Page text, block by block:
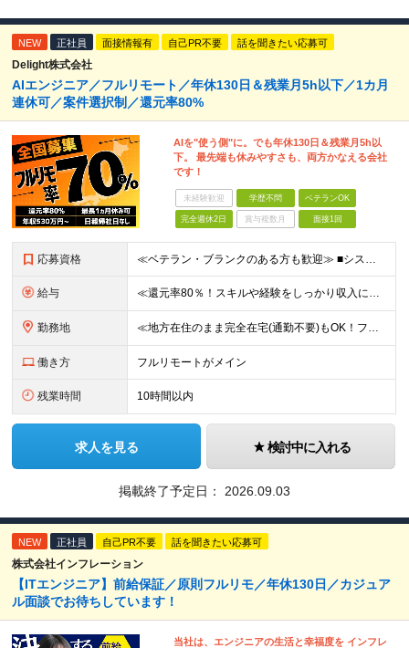
NEW 正社員 面接情報有 自己PR不要 話を聞きたい応募可
Delight株式会社
AIエンジニア／フルリモート／年休130日＆残業月5h以下／1カ月
連休可／案件選択制／還元率80%
AIを"使う側"に。でも年休130日＆残業月5h以
下。 最先端も休みやすさも、両方かなえる会社
です！
未経験歓迎 学歴不問 ベテランOK
完全週休2日 賞与複数月 面接1回
応募資格 ≪ベテラン・ブランクのある方も歓迎≫ ■システム開発の実務経験をお持ちの方（言語・工程・年数不問） ■学歴不問 ≪こんな方はぜひご応募ください≫ □AIを武器に、市場価値を高めたい □AIツールを実
給与 ≪還元率80％！スキルや経験をしっかり収入に反映します≫ 年俸530万円以上＋業績賞与 ※スキル・経験を考慮の上、優遇いたします ※上記年俸を12分割し、月1回支給します ※上記年俸には固定残業代月
勤務地 ≪地方在住のまま完全在宅(通勤不要)もOK！フルリモート7割、ハイブリッド2割！≫ ご自宅でのリモートワーク、または東京都、神奈川、埼玉、千葉を中心とするお客様先での勤務 ■本社アクセス 東京都豊島
働き方 フルリモートがメイン
残業時間 10時間以内
求人を見る 検討中に入れる
掲載終了予定日： 2026.09.03
NEW 正社員 自己PR不要 話を聞きたい応募可
株式会社インフレーション
【ITエンジニア】前給保証／原則フルリモ／年休130日／カジュア
ル面談でお待ちしています！
当社は、エンジニアの生活と幸福度を インフレ